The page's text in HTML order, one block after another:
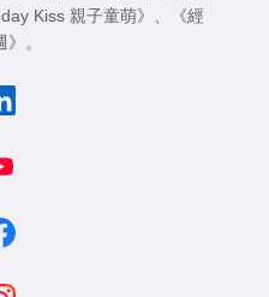
Kiss 親子童萌》
《經
。